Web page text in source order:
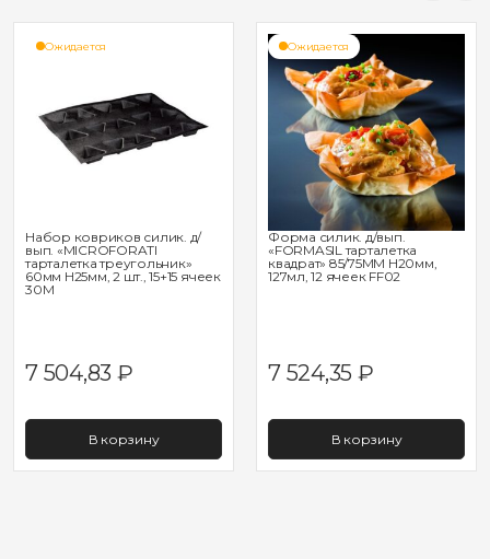
Ожидается
Набор ковриков силик. д/
вып. «MICROFORATI
тарталетка треугольник»
60мм H25мм, 2 шт., 15+15 ячеек
30M
7 504,83 ₽
В корзину
Ожидается
Форма силик. д/вып.
«FORMASIL тарталетка
квадрат» 85/75ММ H20мм,
127мл, 12 ячеек FF02
7 524,35 ₽
В корзину